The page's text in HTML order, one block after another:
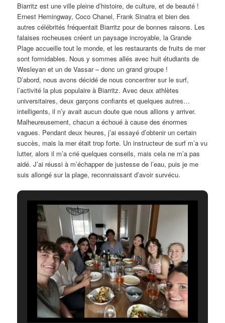
Biarritz est une ville pleine d’histoire, de culture, et de beauté !
Ernest Hemingway, Coco Chanel, Frank Sinatra et bien des
autres célébrités fréquentait Biarritz pour de bonnes raisons. Les
falaises rocheuses créent un paysage incroyable, la Grande
Plage accueille tout le monde, et les restaurants de fruits de mer
sont formidables. Nous y sommes allés avec huit étudiants de
Wesleyan et un de Vassar – donc un grand groupe !
D’abord, nous avons décidé de nous concentrer sur le surf,
l’activité la plus populaire à Biarritz. Avec deux athlètes
universitaires, deux garçons confiants et quelques autres…
intelligents, il n’y avait aucun doute que nous allions y arriver.
Malheureusement, chacun a échoué à cause des énormes
vagues. Pendant deux heures, j’ai essayé d’obtenir un certain
succès, mais la mer était trop forte. Un instructeur de surf m’a vu
lutter, alors il m’a crié quelques conseils, mais cela ne m’a pas
aidé. J’ai réussi à m’échapper de justesse de l’eau, puis je me
suis allongé sur la plage, reconnaissant d’avoir survécu.